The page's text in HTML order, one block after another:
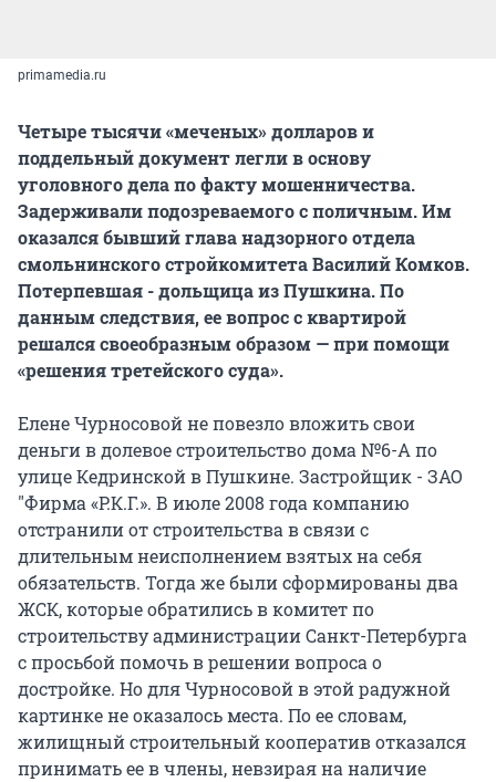
primamedia.ru
Четыре тысячи «меченых» долларов и
поддельный документ легли в основу
уголовного дела по факту мошенничества.
Задерживали подозреваемого с поличным. Им
оказался бывший глава надзорного отдела
смольнинского стройкомитета Василий Комков.
Потерпевшая - дольщица из Пушкина. По
данным следствия, ее вопрос с квартирой
решался своеобразным образом — при помощи
«решения третейского суда».
Елене Чурносовой не повезло вложить свои
деньги в долевое строительство дома №6-А по
улице Кедринской в Пушкине. Застройщик - ЗАО
"Фирма «Р.К.Г.». В июле 2008 года компанию
отстранили от строительства в связи с
длительным неисполнением взятых на себя
обязательств. Тогда же были сформированы два
ЖСК, которые обратились в комитет по
строительству администрации Санкт-Петербурга
с просьбой помочь в решении вопроса о
достройке. Но для Чурносовой в этой радужной
картинке не оказалось места. По ее словам,
жилищный строительный кооператив отказался
принимать ее в члены, невзирая на наличие